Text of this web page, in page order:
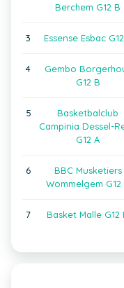
Berchem G12 B
3 Essense Esbac
4
Gembo
G12 B
5
Basketbalclub
Campinia Dessel-
G12 A
6
BBC Musketiers
Wommelgem G12
7 Basket Malle G12